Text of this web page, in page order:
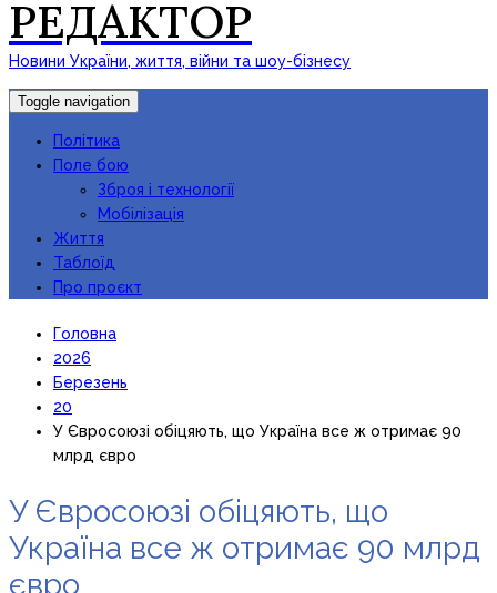
РЕДАКТОР
Новини України, життя, війни та шоу-бізнесу
Toggle navigation
Політика
Поле бою
Зброя і технології
Мобілізація
Життя
Таблоїд
Про проєкт
Головна
2026
Березень
20
У Євросоюзі обіцяють, що Україна все ж отримає 90
млрд євро
У Євросоюзі обіцяють, що
Україна все ж отримає 90 млрд
євро